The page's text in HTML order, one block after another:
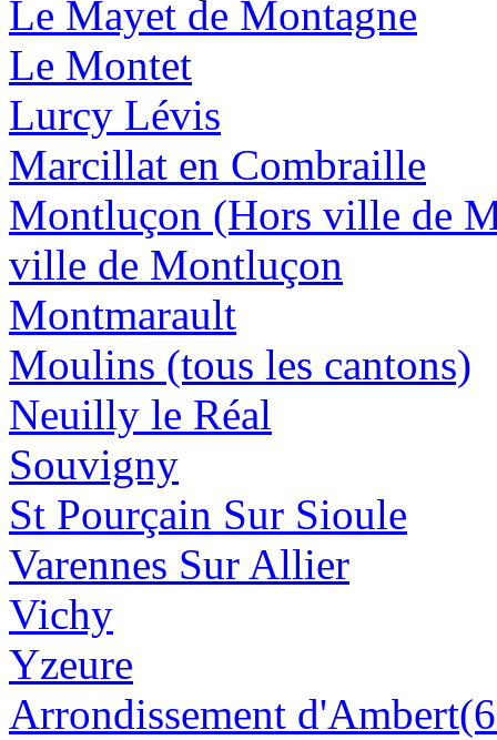
Le Mayet de Montagne
Le Montet
Lurcy Lévis
Marcillat en Combraille
Montluçon (Hors ville de
ville de Montluçon
Montmarault
Moulins (tous les cantons)
Neuilly le Réal
Souvigny
St Pourçain Sur Sioule
Varennes Sur Allier
Vichy
Yzeure
Arrondissement